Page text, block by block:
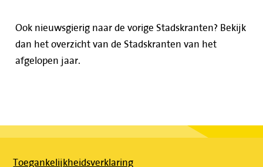
Ook nieuwsgierig naar de vorige Stadskranten? Bekijk
dan het overzicht van de Stadskranten van het
afgelopen jaar.
Toegankelijkheidsverklaring